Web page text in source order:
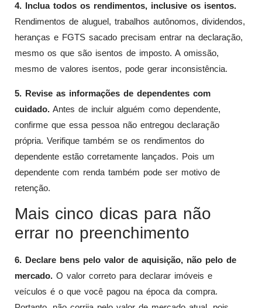
4. Inclua todos os rendimentos, inclusive os isentos.
Rendimentos de aluguel, trabalhos autônomos, dividendos,
heranças e FGTS sacado precisam entrar na declaração,
mesmo os que são isentos de imposto. A omissão,
mesmo de valores isentos, pode gerar inconsistência.
5. Revise as informações de dependentes com
cuidado. Antes de incluir alguém como dependente,
confirme que essa pessoa não entregou declaração
própria. Verifique também se os rendimentos do
dependente estão corretamente lançados. Pois um
dependente com renda também pode ser motivo de
retenção.
Mais cinco dicas para não
errar no preenchimento
6. Declare bens pelo valor de aquisição, não pelo de
mercado. O valor correto para declarar imóveis e
veículos é o que você pagou na época da compra.